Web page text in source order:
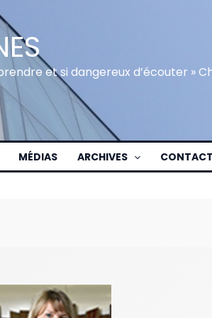
et si dangereux d’écouter »
MÉDIAS ARCHIVES CONTACT